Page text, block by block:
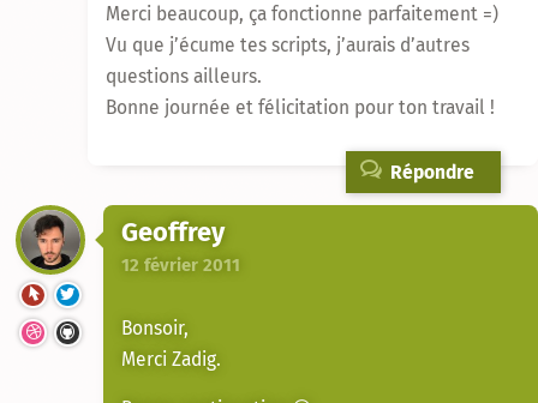
Merci beaucoup, ça fonctionne parfaitement =)
Vu que j’écume tes scripts, j’aurais d’autres
questions ailleurs.
Bonne journée et félicitation pour ton travail !
Répondre
Geoffrey
12 février 2011
Bonsoir,
Merci Zadig.